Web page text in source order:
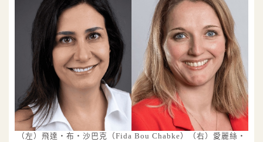
（左）飛達‧布‧沙巴克（Fida Bou Chabke）（右）愛麗絲‧